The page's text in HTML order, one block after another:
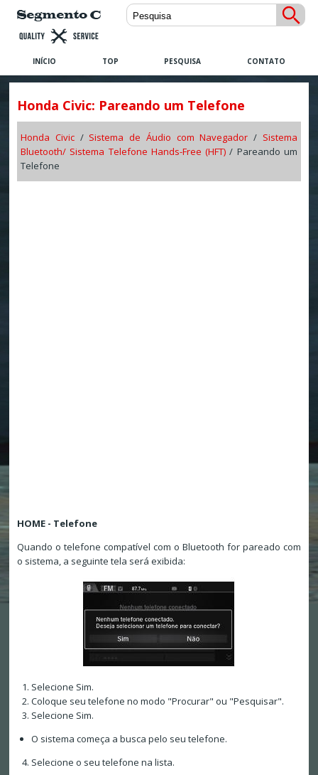
INÍCIO TOP PESQUISA CONTATO
Honda Civic: Pareando um Telefone
Honda Civic/ Sistema de Áudio com Navegador / Sistema
Bluetooth/ Sistema Telefone Hands-Free (HFT) / Pareando um
Telefone
HOME - Telefone
Quando o telefone compatível com o Bluetooth for pareado com
o sistema, a seguinte tela será exibida:
Selecione Sim.
Coloque seu telefone no modo "Procurar" ou "Pesquisar".
Selecione Sim.
O sistema começa a busca pelo seu telefone.
Selecione o seu telefone na lista.